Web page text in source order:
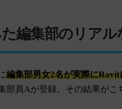
編集部のリアル
編集部男女2名が実際に
員Aが登録。その結果がこ